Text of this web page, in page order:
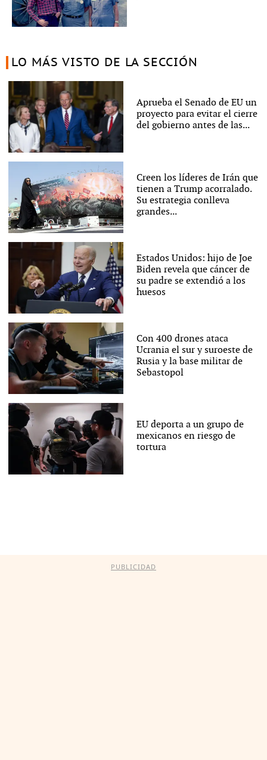
LO MÁS VISTO DE LA SECCIÓN
Aprueba el Senado de EU un
proyecto para evitar el cierre
del gobierno antes de las...
Creen los líderes de Irán que
tienen a Trump acorralado.
Su estrategia conlleva
grandes...
Estados Unidos: hijo de Joe
Biden revela que cáncer de
su padre se extendió a los
huesos
Con 400 drones ataca
Ucrania el sur y suroeste de
Rusia y la base militar de
Sebastopol
EU deporta a un grupo de
mexicanos en riesgo de
tortura
PUBLICIDAD